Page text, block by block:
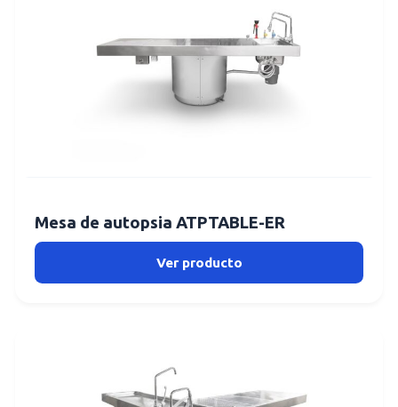
Mesa de autopsia ATPTABLE-ER
Ver producto